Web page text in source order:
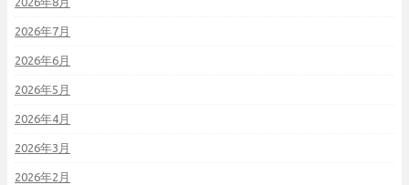
2026年7月
2026年6月
2026年5月
2026年4月
2026年3月
2026年2月